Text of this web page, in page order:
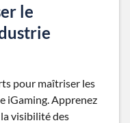
le
pour maîtriser les
iGaming. Apprenez
visibilité des